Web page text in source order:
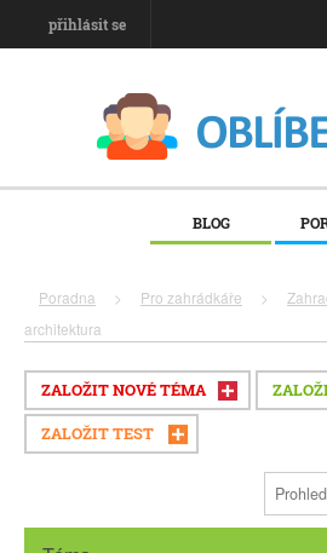
přihlásit se
BLOG
Poradna > Pro zahrádkáře >
architektura
ZALOŽIT NOVÉ TÉMA
ZALOŽIT TEST